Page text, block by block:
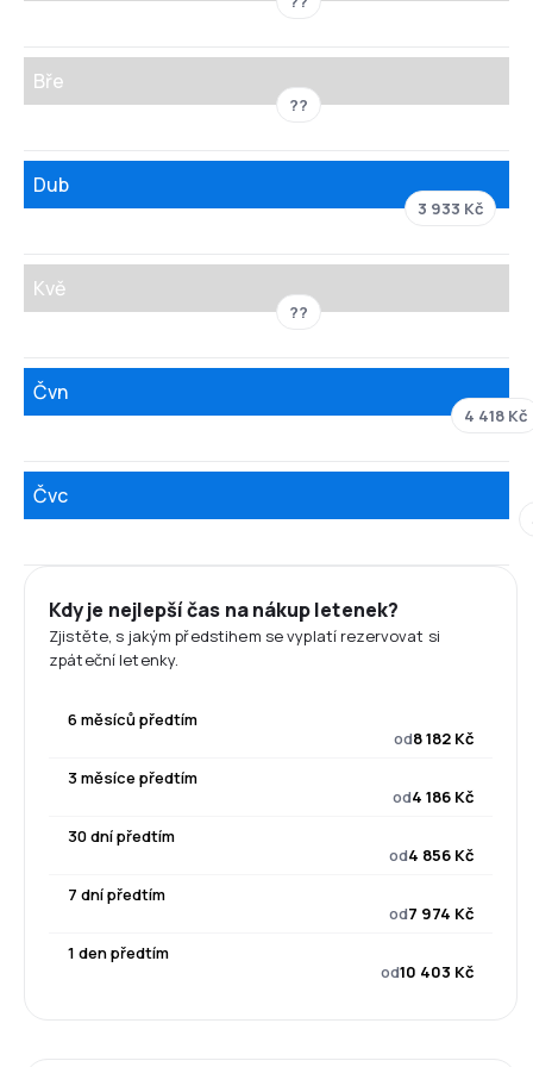
Bře
??
Dub
3 933 Kč
Kvě
??
Čvn
4 418 Kč
Čvc
Kdy je nejlepší čas na nákup letenek?
Zjistěte, s jakým předstihem se vyplatí rezervovat si
zpáteční letenky.
6 měsíců předtím
od8 182 Kč
3 měsíce předtím
od4 186 Kč
30 dní předtím
od4 856 Kč
7 dní předtím
od7 974 Kč
1 den předtím
od10 403 Kč